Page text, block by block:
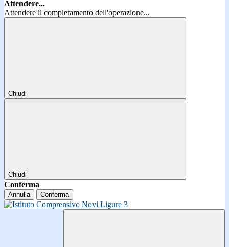
Attendere...
Attendere il completamento dell'operazione...
Chiudi
Chiudi
Conferma
Annulla Conferma